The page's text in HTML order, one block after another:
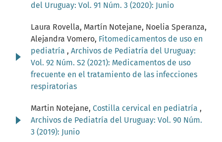
del Uruguay: Vol. 91 Núm. 3 (2020): Junio
Laura Rovella, Martín Notejane, Noelia Speranza,
Alejandra Vomero, Fitomedicamentos de uso en
pediatría , Archivos de Pediatría del Uruguay:
Vol. 92 Núm. S2 (2021): Medicamentos de uso
frecuente en el tratamiento de las infecciones
respiratorias
Martin Notejane, Costilla cervical en pediatría ,
Archivos de Pediatría del Uruguay: Vol. 90 Núm.
3 (2019): Junio